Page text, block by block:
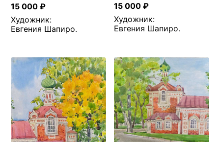
15 000₽
Художник:
Евгения Шапиро.
15 000₽
Художник:
Евгения Шапиро.